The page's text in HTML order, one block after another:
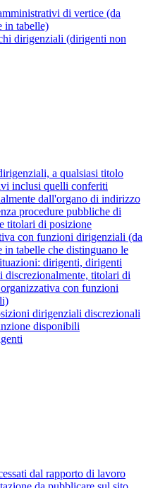
di vertice (da
in tabelle)
dirigenziali (dirigenti non
a qualsiasi titolo
inclusi quelli conferiti
dall'organo di indirizzo
procedure pubbliche di
titolari di posizione
con funzioni dirigenziali (da
in tabelle che distinguano le
dirigenti, dirigenti
discrezionalmente, titolari di
con funzioni
dirigenziali discrezionali
disponibili
dal rapporto di lavoro